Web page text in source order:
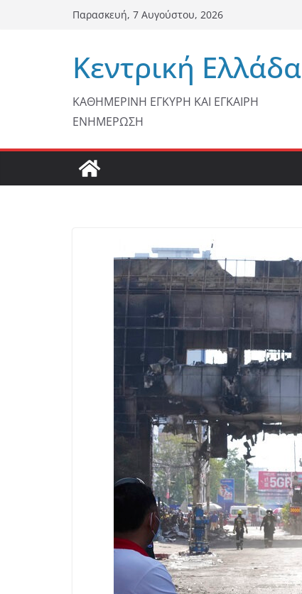
Παρασκευή, 7 Αυγούστου, 2026
Κεντρική Ελλάδα
ΚΑΘΗΜΕΡΙΝΗ ΕΓΚΥΡΗ ΚΑΙ ΕΓΚΑΙΡΗ
ΕΝΗΜΕΡΩΣΗ